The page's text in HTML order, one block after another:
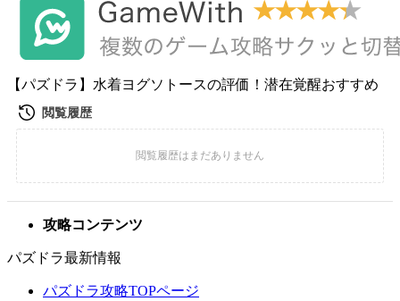
【パズドラ】水着ヨグソトースの評価！潜在覚醒おすすめ
攻略コンテンツ
パズドラ最新情報
パズドラ攻略TOPページ